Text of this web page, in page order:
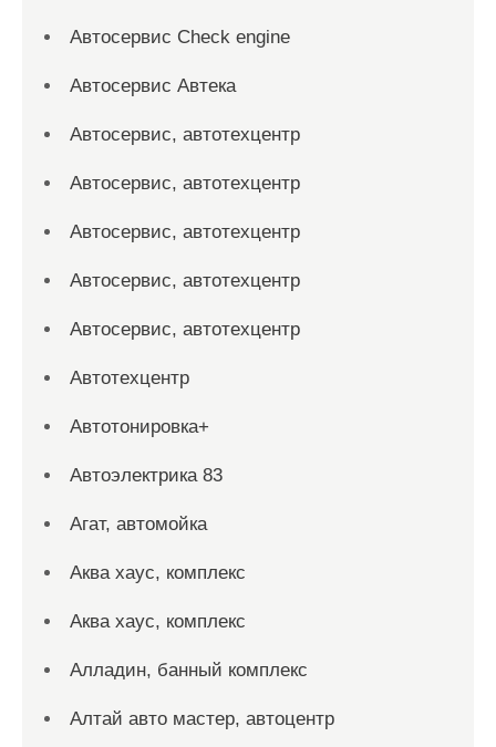
Автосервис Check engine
Автосервис Автека
Автосервис, автотехцентр
Автосервис, автотехцентр
Автосервис, автотехцентр
Автосервис, автотехцентр
Автосервис, автотехцентр
Автотехцентр
Автотонировка+
Автоэлектрика 83
Агат, автомойка
Аква хаус, комплекс
Аква хаус, комплекс
Алладин, банный комплекс
Алтай авто мастер, автоцентр